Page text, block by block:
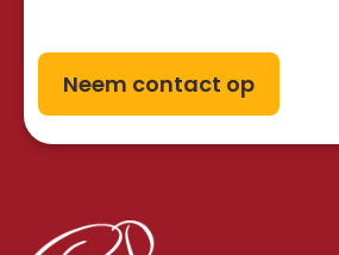
Neem contact op